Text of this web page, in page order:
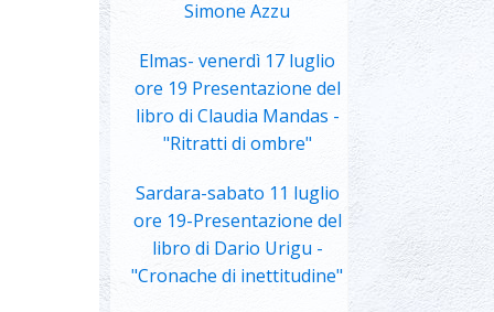
Simone Azzu
Elmas- venerdì 17 luglio
ore 19 Presentazione del
libro di Claudia Mandas -
"Ritratti di ombre"
Sardara-sabato 11 luglio
ore 19-Presentazione del
libro di Dario Urigu -
"Cronache di inettitudine"